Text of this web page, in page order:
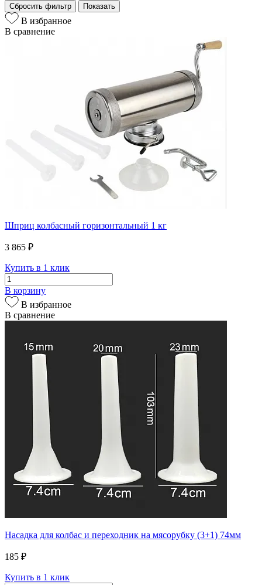
Сбросить фильтр Показать
В избранное
В сравнение
Шприц колбасный горизонтальный 1 кг
3 865 ₽
Купить в 1 клик
В корзину
В избранное
В сравнение
Насадка для колбас и переходник на мясорубку (3+1) 74мм
185 ₽
Купить в 1 клик